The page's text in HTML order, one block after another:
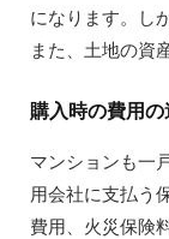
になります。し
また、土地の資
購入時の費用の
マンションも一
用会社に支払う
費用、火災保険